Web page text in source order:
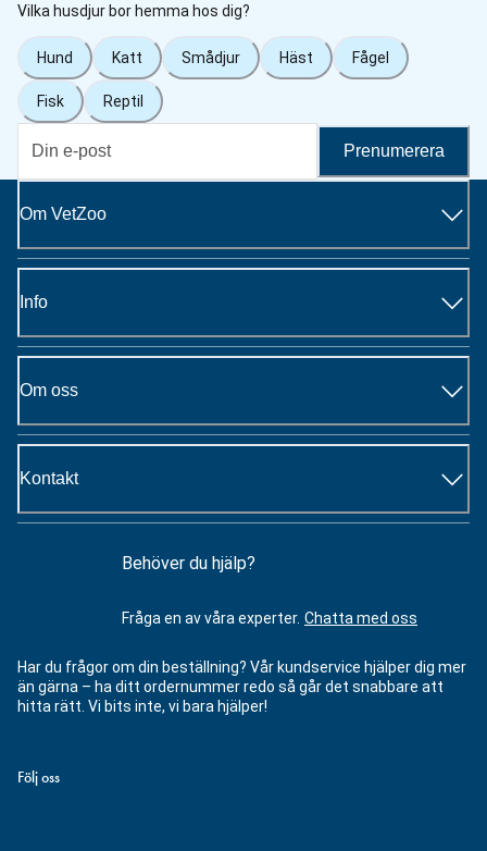
Vilka husdjur bor hemma hos dig?
Hund Katt Smådjur Häst Fågel
Fisk Reptil
Prenumerera
Om VetZoo
Info
Om oss
Kontakt
Behöver du hjälp?
Fråga en av våra experter. Chatta med oss
Har du frågor om din beställning? Vår kundservice hjälper dig mer
än gärna – ha ditt ordernummer redo så går det snabbare att
hitta rätt. Vi bits inte, vi bara hjälper!
Följ oss